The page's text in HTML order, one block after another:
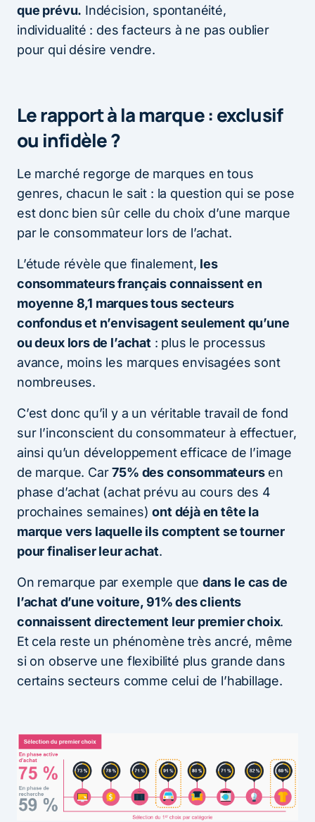
que prévu. Indécision, spontanéité,
individualité : des facteurs à ne pas oublier
pour qui désire vendre.
Le rapport à la marque : exclusif
ou infidèle ?
Le marché regorge de marques en tous
genres, chacun le sait : la question qui se pose
est donc bien sûr celle du choix d’une marque
par le consommateur lors de l’achat.
L’étude révèle que finalement, les
consommateurs français connaissent en
moyenne 8,1 marques tous secteurs
confondus et n’envisagent seulement qu’une
ou deux lors de l’achat: plus le processus
avance, moins les marques envisagées sont
nombreuses.
C’est donc qu’il y a un véritable travail de fond
sur l’inconscient du consommateur à effectuer,
ainsi qu’un développement efficace de l’image
de marque. Car75% des consommateursen
phase d’achat (achat prévu au cours des 4
prochaines semaines)ont déjà en tête la
marque vers laquelle ils comptent se tourner
pour finaliser leur achat.
On remarque par exemple que dans le cas de
l’achat d’une voiture, 91% des clients
connaissent directement leur premier choix.
Et cela reste un phénomène très ancré, même
si on observe une flexibilité plus grande dans
certains secteurs comme celui de l’habillage.